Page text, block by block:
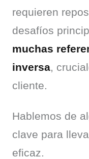
requieren
desafíos
muchas
inversa,
cliente.
Hablemos de
clave para
eficaz.